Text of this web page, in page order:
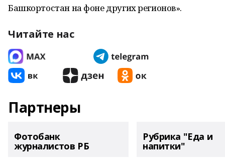
Башкортостан на фоне других регионов».
Читайте нас
Партнеры
Фотобанк
журналистов РБ
Рубрика "Еда и
напитки"